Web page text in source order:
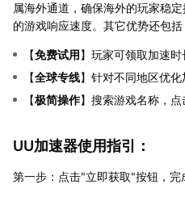
属海外通道，确保海外的玩家稳
的游戏响应速度。其它优势还包括
【免费试用】玩家可领取加速时
【全球专线】针对不同地区优化
【极简操作】搜索游戏名称，点
UU加速器使用指引：
第一步：点击"立即获取"按钮，完